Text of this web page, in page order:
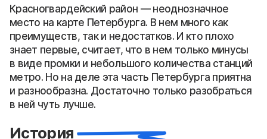
Красногвардейский район — неоднозначное
место на карте Петербурга. В нем много как
преимуществ, так и недостатков. И кто плохо
знает первые, считает, что в нем только минусы
в виде промки и небольшого количества станций
метро. Но на деле эта часть Петербурга приятна
и разнообразна. Достаточно только разобраться
в ней чуть лучше.
История